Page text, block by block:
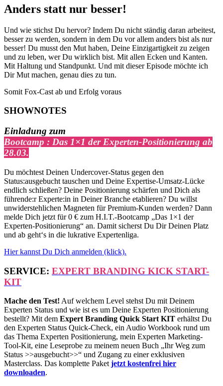
Anders statt nur besser!
Und wie stichst Du hervor? Indem Du nicht ständig daran arbeitest,
besser zu werden, sondern in dem Du vor allem anders bist als nur
besser! Du musst den Mut haben, Deine Einzigartigkeit zu zeigen
und zu leben, wer Du wirklich bist. Mit allen Ecken und Kanten.
Mit Haltung und Standpunkt. Und mit dieser Episode möchte ich
Dir Mut machen, genau dies zu tun.
Somit Fox-Cast ab und Erfolg voraus
SHOWNOTES
Einladung zum
Bootcamp : Das 1×1 der Experten-Positionierung ab
28.03.
Du möchtest Deinen Undercover-Status gegen den
Status:ausgebucht tauschen und Deine Expertise-Umsatz-Lücke
endlich schließen? Deine Positionierung schärfen und Dich als
führende:r Experte:in in Deiner Branche etablieren? Du willst
unwiderstehlichen Magneten für Premium-Kunden werden? Dann
melde Dich jetzt für 0 € zum H.I.T.-Bootcamp „Das 1×1 der
Experten-Positionierung“ an. Damit sicherst Du Dir Deinen Platz
und ab geht‘s in die lukrative Expertenliga.
Hier kannst Du Dich anmelden (klick).
SERVICE: EXPERT BRANDING KICK START-
KIT
Mache den Test! Auf welchem Level stehst Du mit Deinem
Experten Status und wie ist es um Deine Experten Positionierung
bestellt? Mit dem Expert Branding Quick Start KIT erhältst Du
den Experten Status Quick-Check, ein Audio Workbook rund um
das Thema Experten Positionierung, mein Experten Marketing-
Tool-Kit, eine Leseprobe zu meinem neuen Buch „Ihr Weg zum
Status >>ausgebucht>>“ und Zugang zu einer exklusiven
Masterclass. Das komplette Paket jetzt kostenfrei hier
downloaden.